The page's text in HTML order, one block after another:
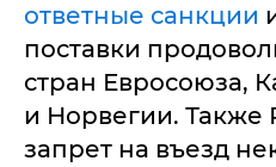
ответные санкции
поставки
стран Евросоюза,
и Норвегии. Также
запрет на въезд